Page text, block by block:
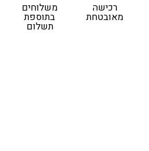
רכישה
מאובטחת
משלוחים
בתוספת
תשלום